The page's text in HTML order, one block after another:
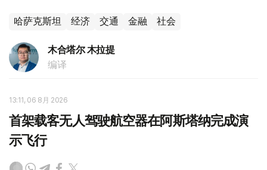
哈萨克斯坦 经济 交通 金融 社会
木合塔尔 木拉提
编译
13:11, 06 8月 2026
首架载客无人驾驶航空器在阿斯塔纳完成演
示飞行